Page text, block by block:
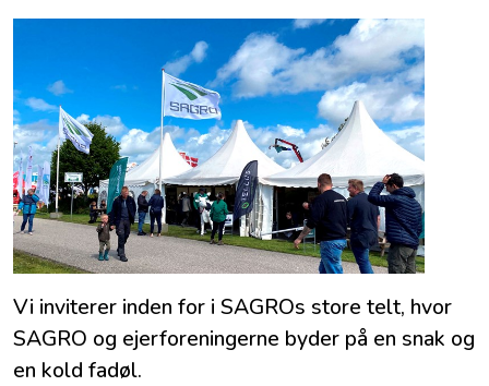
Vi inviterer inden for i SAGROs store telt, hvor
SAGRO og ejerforeningerne byder på en snak og
en kold fadøl.